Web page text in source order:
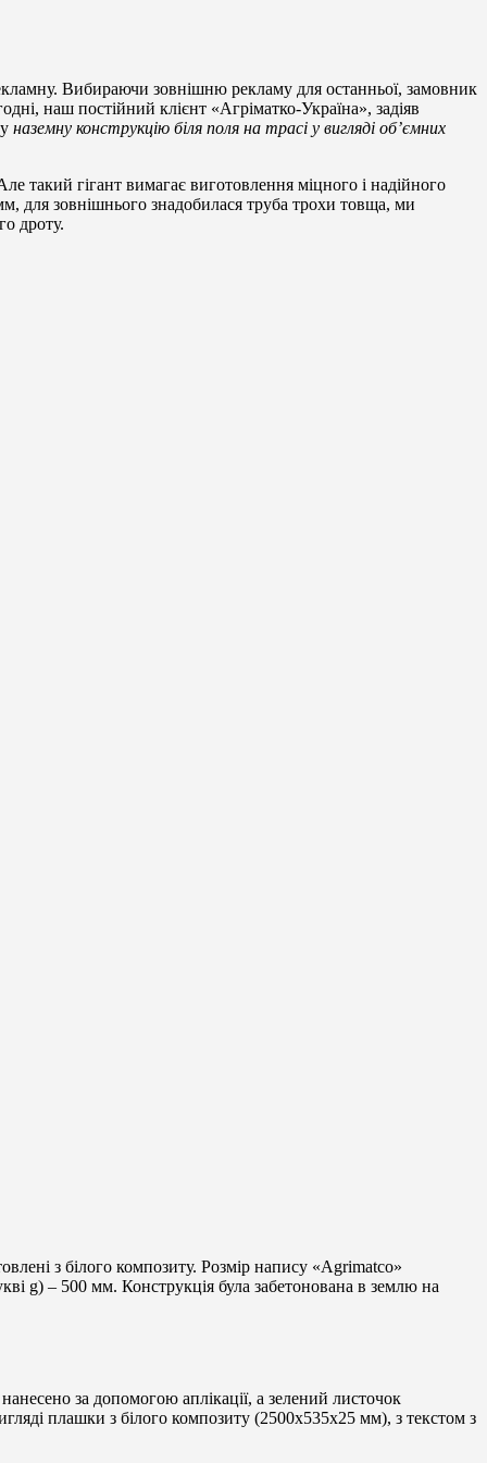
Вибираючи зовнішню рекламу для останньої, замовник
наш постійний клієнт «Агріматко-Україна», задіяв
наземну конструкцію біля поля на трасі у вигляді об’ємних
такий гігант вимагає виготовлення міцного і надійного
для зовнішнього знадобилася труба трохи товща, ми
дроту.
з білого композиту. Розмір напису «Agrimatco»
g) – 500 мм. Конструкція була забетонована в землю на
за допомогою аплікації, а зелений листочок
плашки з білого композиту (2500х535х25 мм), з текстом з